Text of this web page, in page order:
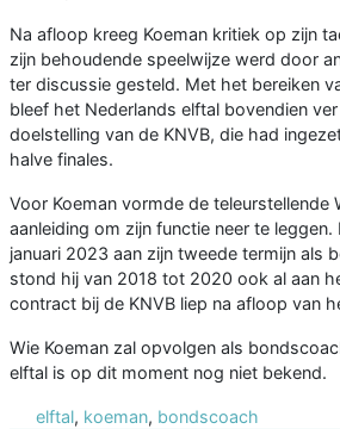
Na afloop kreeg Koeman kritiek op zijn
zijn behoudende speelwijze werd door
ter discussie gesteld. Met het bereiken
bleef het Nederlands elftal bovendien
doelstelling van de KNVB, die had
halve finales.
Voor Koeman vormde de teleurstellende
aanleiding om zijn functie neer te
januari 2023 aan zijn tweede termijn als
stond hij van 2018 tot 2020 ook al aan
contract bij de KNVB liep na afloop van
Wie Koeman zal opvolgen als
elftal is op dit moment nog niet bekend.
elftal, koeman, bondscoach